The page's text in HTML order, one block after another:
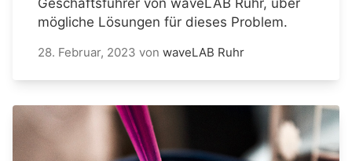
mögliche Lösungen für dieses Problem.
28. Februar, 2023 von waveLAB Ruhr